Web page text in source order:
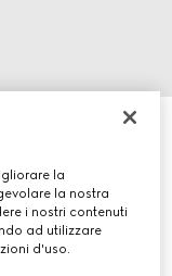
la
la nostra
i nostri contenuti
ad utilizzare
d'uso.